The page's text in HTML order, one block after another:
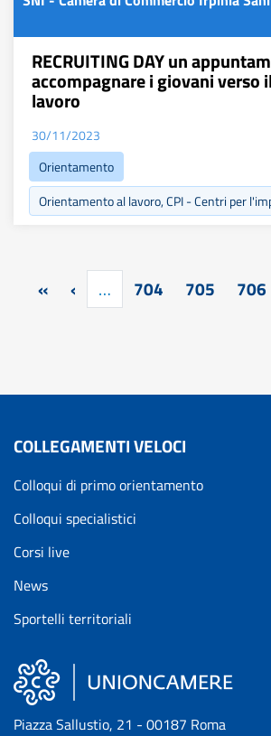
RECRUITING DAY un
accompagnare i giovani verso
lavoro
30/11/2023
Orientamento
Orientamento al lavoro, CPI - Centri per
Pagination
«Première page
‹ Page précédente
… 704 705 706
COLLEGAMENTI VELOCI
Colloqui di primo orientamento
Colloqui specialistici
Corsi live
News
Sportelli territoriali
Piazza Sallustio, 21 - 00187 Roma